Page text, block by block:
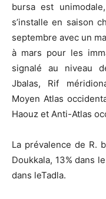
bursa est
s’installe en saison
septembre avec un
à mars pour les
signalé au niveau
Jbalas, Rif
Moyen Atlas
Haouz et Anti-Atlas
La prévalence de R.
Doukkala, 13% dans
dans leTadla.